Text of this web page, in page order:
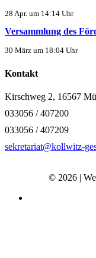
28 Apr. um 14:14 Uhr
Versammlung des
30 März um 18:04 Uhr
Kontakt
Kirschweg 2, 16567
033056 / 407200
033056 / 407209
sekretariat@kollwitz-
© 2026 |